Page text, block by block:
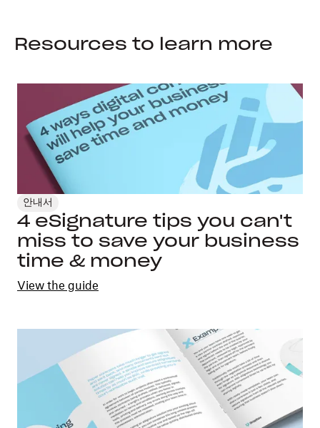
Resources to learn more
안내서
4 eSignature tips you can't
miss to save your business
time & money
View the guide